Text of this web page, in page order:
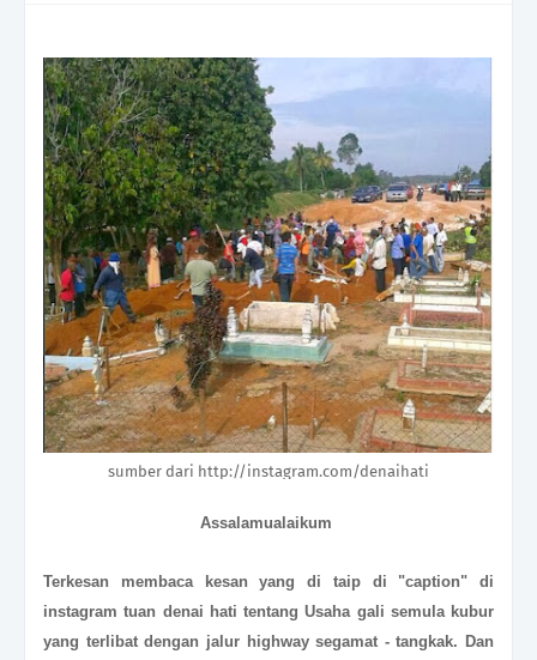
sumber dari http://instagram.com/denaihati
Assalamualaikum
Terkesan membaca kesan yang di taip di "caption" di
instagram tuan denai hati tentangUsaha gali semula kubur
yang terlibat dengan jalur highway segamat - tangkak. Dan